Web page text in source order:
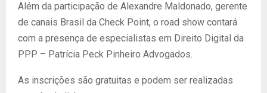
Além da participação de Alexandre Maldonado, gerente
de canais Brasil da Check Point, o road show contará
com a presença de especialistas em Direito Digital da
PPP – Patrícia Peck Pinheiro Advogados.
As inscrições são gratuitas e podem ser realizadas